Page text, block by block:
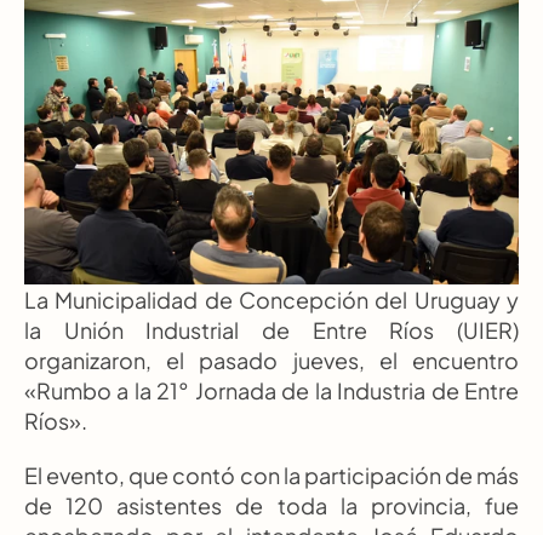
La Municipalidad de Concepción del Uruguay y
la Unión Industrial de Entre Ríos (UIER)
organizaron, el pasado jueves, el encuentro
«Rumbo a la 21° Jornada de la Industria de Entre
Ríos».
El evento, que contó con la participación de más
de 120 asistentes de toda la provincia, fue